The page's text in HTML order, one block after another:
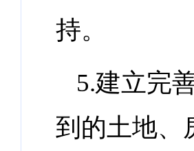
持。
5.建立完
到的土地、